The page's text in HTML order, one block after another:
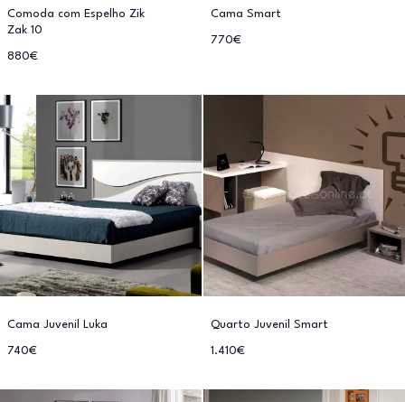
Comoda com Espelho Zik
Zak 10
880€
Cama Smart
770€
Cama Juvenil Luka
740€
Quarto Juvenil Smart
1.410€